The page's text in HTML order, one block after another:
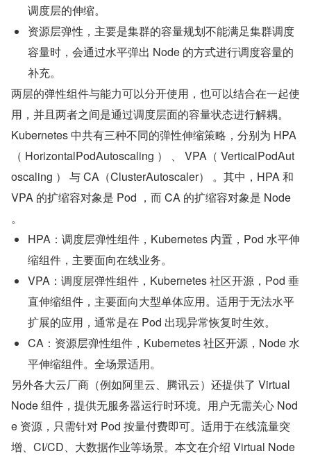
调度层的伸缩。
资源层弹性，主要是集群的容量规划不能满足集群调度
容量时，会通过水平弹出 Node 的方式进行调度容量的
补充。
两层的弹性组件与能力可以分开使用，也可以结合在一起使
用，并且两者之间是通过调度层面的容量状态进行解耦。
Kubernetes 中共有三种不同的弹性伸缩策略，分别为 HPA
（ HorizontalPodAutoscaling ） 、 VPA（ VerticalPodAut
oscaling ） 与 CA（ClusterAutoscaler） 。其中，HPA 和
VPA 的扩缩容对象是 Pod ，而 CA 的扩缩容对象是 Node
。
HPA：调度层弹性组件，Kubernetes 内置，Pod 水平伸
缩组件，主要面向在线业务。
VPA：调度层弹性组件，Kubernetes 社区开源，Pod 垂
直伸缩组件，主要面向大型单体应用。适用于无法水平
扩展的应用，通常是在 Pod 出现异常恢复时生效。
CA：资源层弹性组件，Kubernetes 社区开源，Node 水
平伸缩组件。全场景适用。
另外各大云厂商（例如阿里云、腾讯云）还提供了 Virtual
Node 组件，提供无服务器运行时环境。用户无需关心 Nod
e 资源，只需针对 Pod 按量付费即可。适用于在线流量突
增、CI/CD、大数据作业等场景。本文在介绍 Virtual Node